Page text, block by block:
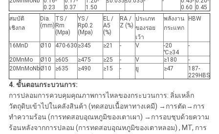
0.23
0.37
1.50
0.60 0.45
สมบัติ
เชิงกล
Dia.
(mm)
TS /
Rm
(Mpa)
YS /
Rp0.2
(Mpa)
EL /
A5
(%)
RA /
Z (%)
ประเภท
ของรอย
เว้า
พลังงาน
กระแทก
HBW
16MnD Ø10 470-630 ≥345 ≥21 - V
-20
℃≥34
-
20MnMo Ø10 ≥605 ≥475 ≥25 - V ≥180
-
20MnMoNbØ10 ≥635 ≥490 ≥15 - ยู ≥47
187-
229HBS
4. ขั้นตอนกระบวนการ:
การปลอมการควบคุมคุณภาพการไหลของกระบวนการ: ลิ่มเหล็ก
วัตถุดิบเข้าไปในคลังสินค้า (ทดสอบเนื้อหาทางเคมี) →การตัด→การ
ทำความร้อน (การทดสอบอุณหภูมิของเตาเผา) →การอบชุบด้วยความ
ร้อนหลังจากการปลอม (การทดสอบอุณหภูมิของเตาหลอม) , MT, การ